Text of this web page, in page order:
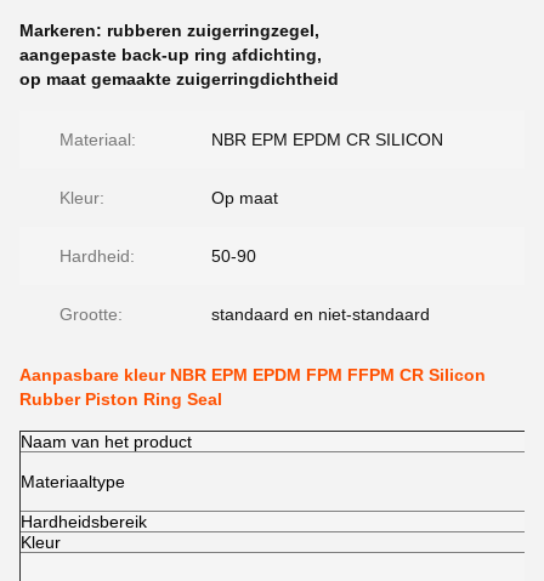
Markeren: rubberen zuigerringzegel,
aangepaste back-up ring afdichting,
op maat gemaakte zuigerringdichtheid
Materiaal: NBR EPM EPDM CR SILICON
Kleur: Op maat
Hardheid: 50-90
Grootte: standaard en niet-standaard
Aanpasbare kleur NBR EPM EPDM FPM FFPM CR Silicon
Rubber Piston Ring Seal
Naam van het product
Materiaaltype
Hardheidsbereik
Kleur